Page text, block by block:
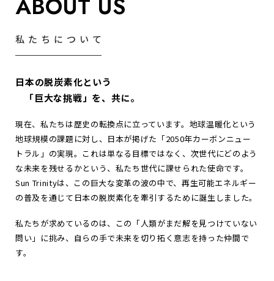
私たちについて
日本の脱炭素化という
「巨大な挑戦」を、共に。
現在、私たちは歴史の転換点に立っています。地球温暖化という
地球規模の課題に対し、日本が掲げた「2050年カーボンニュー
トラル」の実現。これは単なる目標ではなく、次世代にどのよう
な未来を残せるかという、私たち世代に課せられた使命です。
Sun Trinityは、この巨大な変革の波の中で、再生可能エネルギー
の普及を通じて日本の脱炭素化を牽引するために誕生しました。
私たちが求めているのは、この「人類がまだ解を見つけていない
問い」に挑み、自らの手で未来を切り拓く意志を持った仲間で
す。